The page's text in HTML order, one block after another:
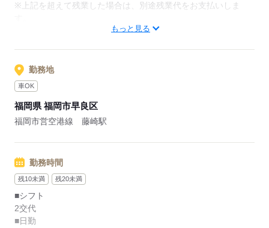
※上記を超えて残業した場合は、別途残業代をお支払いしま
ベースアップ手当：9000円
※月給には上記手当を一律含みます
もっと見る
勤務地
車OK
福岡県 福岡市早良区
福岡市営空港線 藤崎駅
勤務時間
残10未満 残20未満
■シフト
2交代
■日勤